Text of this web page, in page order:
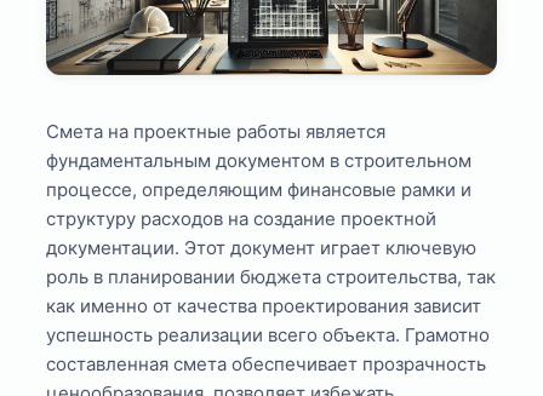
Смета на проектные работы является
фундаментальным документом в строительном
процессе, определяющим финансовые рамки и
структуру расходов на создание проектной
документации. Этот документ играет ключевую
роль в планировании бюджета строительства, так
как именно от качества проектирования зависит
успешность реализации всего объекта. Грамотно
составленная смета обеспечивает прозрачность